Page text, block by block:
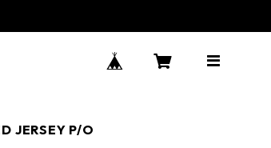
JERSEY P/O